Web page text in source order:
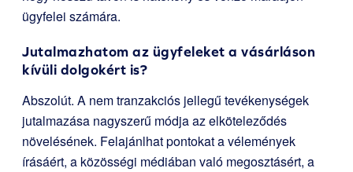
ügyfelei számára.
Jutalmazhatom az ügyfeleket a vásárláson
kívüli dolgokért is?
Abszolút. A nem tranzakciós jellegű tevékenységek
jutalmazása nagyszerű módja az elköteleződés
növelésének. Felajánlhat pontokat a vélemények
írásáért, a közösségi médiában való megosztásért, a